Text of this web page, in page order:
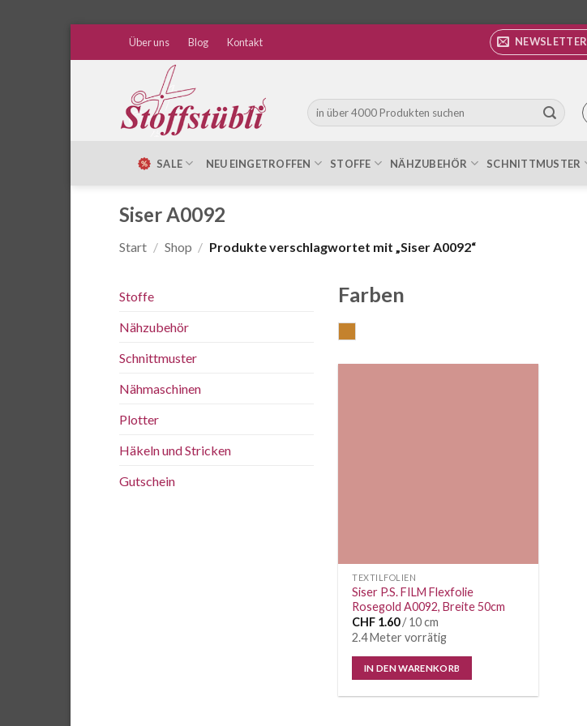
Über uns Blog Kontakt NEWSLETTER
Suche
nach:
SALE NEU EINGETROFFEN STOFFE NÄHZUBEHÖR SCHNITTMUSTER
Siser A0092
Start / Shop / Produkte verschlagwortet mit „Siser A0092“
Stoffe
Nähzubehör
Schnittmuster
Nähmaschinen
Plotter
Häkeln und Stricken
Gutschein
Farben
TEXTILFOLIEN
Siser P.S. FILM Flexfolie
Rosegold A0092, Breite 50cm
CHF 1.60/ 10 cm
2.4 Meter vorrätig
IN DEN WARENKORB